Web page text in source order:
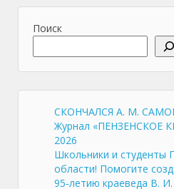
Поиск
СКОНЧАЛСЯ А. М.
Журнал «ПЕНЗЕНСКОЕ
2026
Школьники и студенты
области! Помогите
95‑летию краеведа В.